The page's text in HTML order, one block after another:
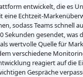
entwickelt, die es
Echtzeit-
sodass Teams
Sekunden gesendet,
wertvolle Quelle für
verschiedene
reagiert auf die
Gespräche